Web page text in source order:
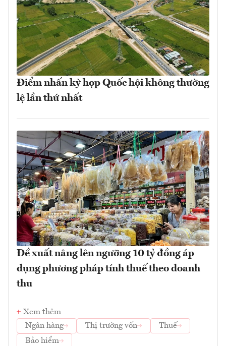
Điểm nhấn kỳ họp Quốc hội không thường
lệ lần thứ nhất
Đề xuất nâng lên ngưỡng 10 tỷ đồng áp
dụng phương pháp tính thuế theo doanh
thu
Xem thêm
Ngân hàng
Thị trường vốn
Thuế
Bảo hiểm